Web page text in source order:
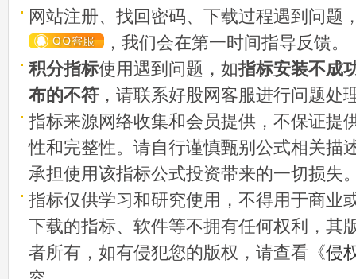
网站注册、找回密码、下载过程遇到问题
，我们会在第一时间指导反馈。
积分指标使用遇到问题，如指标安装不成
布的不符 ，请联系好股网客服进行问题处
指标来源网络收集和会员提供，不保证提
性和完整性。请自行谨慎甄别公式相关描
承担使用该指标公式投资带来的一切损失
指标仅供学习和研究使用，不得用于商业
下载的指标、软件等不拥有任何权利，其
者所有，如有侵犯您的版权，请查看《侵